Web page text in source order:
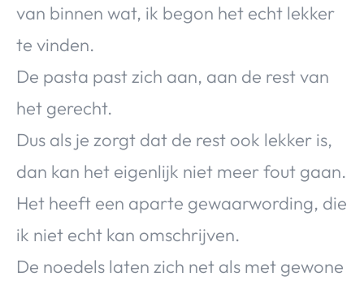
van binnen wat, ik begon het echt lekker
te vinden.
De pasta past zich aan, aan de rest van
het gerecht.
Dus als je zorgt dat de rest ook lekker is,
dan kan het eigenlijk niet meer fout gaan.
Het heeft een aparte gewaarwording, die
ik niet echt kan omschrijven.
De noedels laten zich net als met gewone